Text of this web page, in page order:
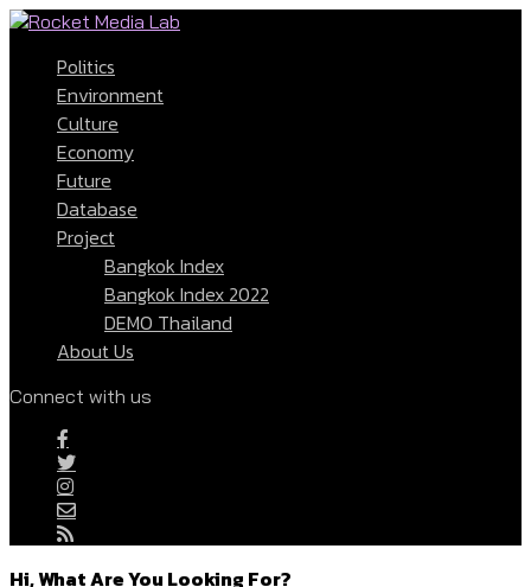
Politics
Environment
Culture
Economy
Future
Database
Project
Bangkok Index
Bangkok Index 2022
DEMO Thailand
About Us
Connect with us
Hi, What Are You Looking For?